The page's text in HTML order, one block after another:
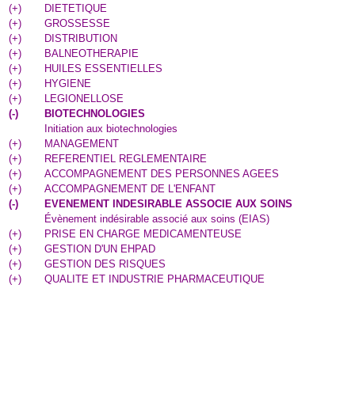
(+)
DIETETIQUE
(+)
GROSSESSE
(+)
DISTRIBUTION
(+)
BALNEOTHERAPIE
(+)
HUILES ESSENTIELLES
(+)
HYGIENE
(+)
LEGIONELLOSE
(-)
BIOTECHNOLOGIES
Initiation aux biotechnologies
(+)
MANAGEMENT
(+)
REFERENTIEL REGLEMENTAIRE
(+)
ACCOMPAGNEMENT DES PERSONNES AGEES
(+)
ACCOMPAGNEMENT DE L'ENFANT
(-)
EVENEMENT INDESIRABLE ASSOCIE AUX SOINS
Évènement indésirable associé aux soins (EIAS)
(+)
PRISE EN CHARGE MEDICAMENTEUSE
(+)
GESTION D'UN EHPAD
(+)
GESTION DES RISQUES
(+) QUALITE ET INDUSTRIE PHARMACEUTIQUE